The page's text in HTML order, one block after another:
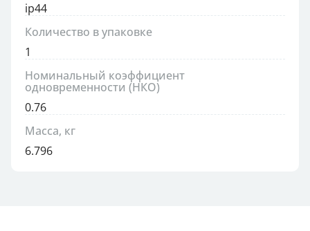
ip44
Количество в упаковке
1
Номинальный коэффициент
одновременности (НКО)
0.76
Масса, кг
6.796